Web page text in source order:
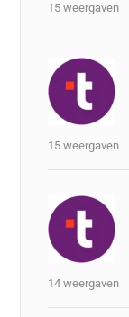
15 weergaven
15 weergaven
14 weergaven